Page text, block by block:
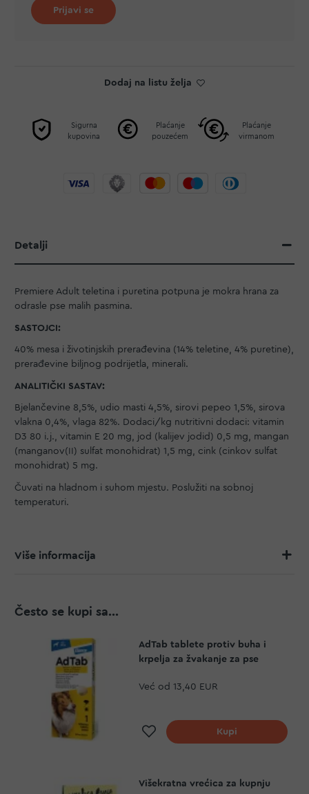
Prijavi se
Dodaj na listu želja
Sigurna
kupovina
Plaćanje
pouzećem
Plaćanje
virmanom
Detalji
Premiere Adult teletina i puretina potpuna je mokra hrana za
odrasle pse malih pasmina.
SASTOJCI:
40% mesa i životinjskih prerađevina (14% teletine, 4% puretine),
prerađevine biljnog podrijetla, minerali.
ANALITIČKI SASTAV:
Bjelančevine 8,5%, udio masti 4,5%, sirovi pepeo 1,5%, sirova
vlakna 0,4%, vlaga 82%. Dodaci/kg nutritivni dodaci: vitamin
D3 80 i.j., vitamin E 20 mg, jod (kalijev jodid) 0,5 mg, mangan
(manganov(II) sulfat monohidrat) 1,5 mg, cink (cinkov sulfat
monohidrat) 5 mg.
Čuvati na hladnom i suhom mjestu. Poslužiti na sobnoj
temperaturi.
Više informacija
Često se kupi sa...
AdTab tablete protiv buha i
krpelja za žvakanje za pse
Već od 13,40 EUR
Dodaj na listu želja
Kupi
Višekratna vrećica za kupnju